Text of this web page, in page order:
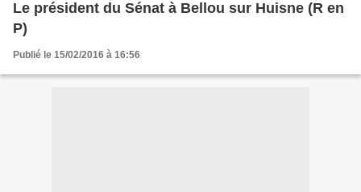
Le président du Sénat à Bellou sur Huisne (R en
P)
Publié le 15/02/2016 à 16:56